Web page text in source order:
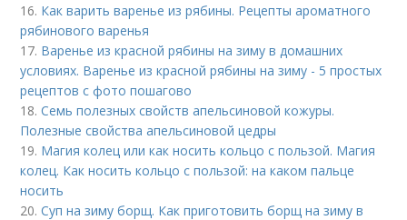
16. Как варить варенье из рябины. Рецепты ароматного
рябинового варенья
17. Варенье из красной рябины на зиму в домашних
условиях. Варенье из красной рябины на зиму - 5 простых
рецептов с фото пошагово
18.Семь полезных свойств апельсиновой кожуры.
Полезные свойства апельсиновой цедры
19. Магия колец или как носить кольцо с пользой. Магия
колец. Как носить кольцо с пользой: на каком пальце
носить
20.Суп на зиму борщ. Как приготовить борщ на зиму в